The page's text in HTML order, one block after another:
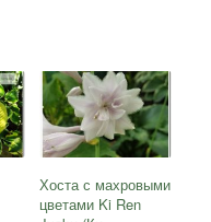
Хоста с махровыми
цветами Ki Ren